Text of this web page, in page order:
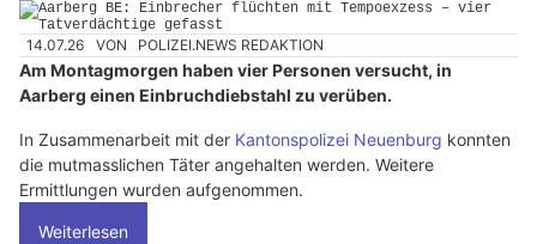
14.07.26 VON POLIZEI.NEWS REDAKTION
Am Montagmorgen haben vier Personen versucht, in
Aarberg einen Einbruchdiebstahl zu verüben.
In Zusammenarbeit mit der Kantonspolizei Neuenburg konnten
die mutmasslichen Täter angehalten werden. Weitere
Ermittlungen wurden aufgenommen.
Weiterlesen